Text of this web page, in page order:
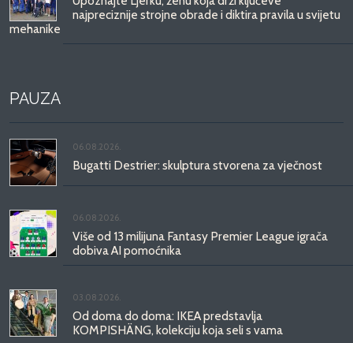
najpreciznije strojne obrade i diktira pravila u svijetu
mehanike
PAUZA
06.08.2026.
Bugatti Destrier: skulptura stvorena za vječnost
06.08.2026.
Više od 13 milijuna Fantasy Premier League igrača
dobiva AI pomoćnika
03.08.2026.
Od doma do doma: IKEA predstavlja
KOMPISHÄNG, kolekciju koja seli s vama